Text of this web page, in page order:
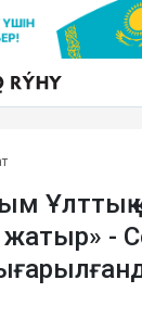
Ұлттық
-